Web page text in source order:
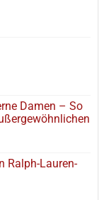
Damen – So
Ralph-Lauren-